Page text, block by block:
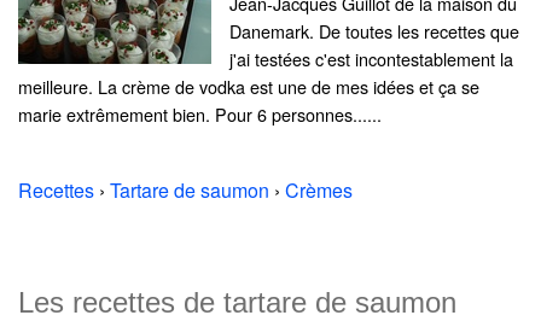
Danemark. De toutes les recettes que
j'ai testées c'est incontestablement la
meilleure. La crème de vodka est une de mes idées et ça se
marie extrêmement bien. Pour 6 personnes......
Recettes › Tartare de saumon › Crèmes
Les recettes de tartare de saumon